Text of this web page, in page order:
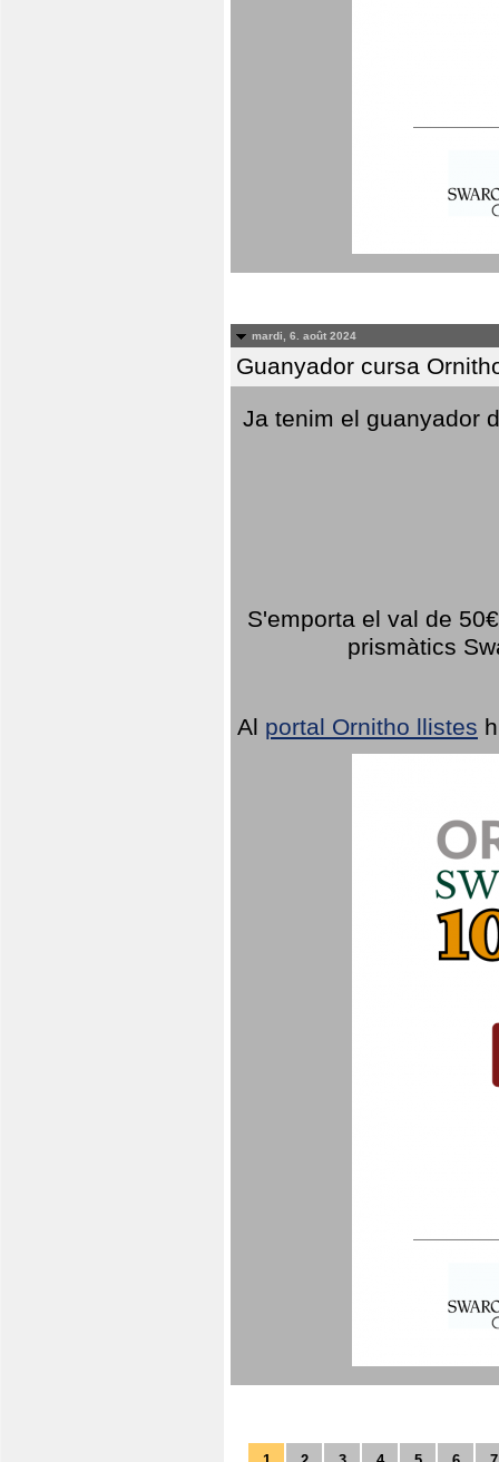
mardi, 6. août 2024
Guanyador cursa
Ja tenim el guanyador
S'emporta el val de
prismàtics
Al portal Ornitho llistes